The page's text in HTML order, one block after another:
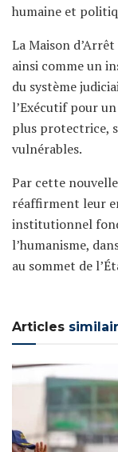
humaine et
La Maison
ainsi comme un
du système
l’Exécutif pour
plus protectrice,
vulnérables.
Par cette
réaffirment leur
institutionnel
l’humanisme,
au sommet de
Articles